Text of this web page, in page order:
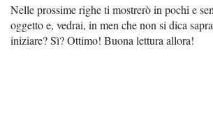
Nelle prossime righe ti mostrerò in pochi e
oggetto e, vedrai, in men che non si dica
iniziare? Sì? Ottimo! Buona lettura allora!